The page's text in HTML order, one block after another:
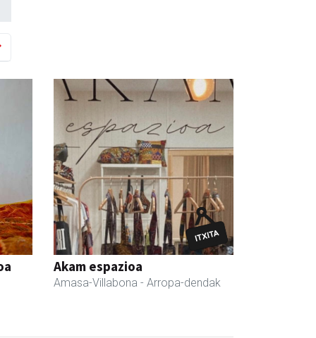
Akam espazioa
Amasa-Villabona - Arropa-dendak